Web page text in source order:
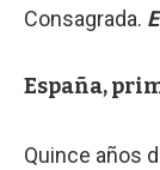
Consagrada.
España,
Quince años